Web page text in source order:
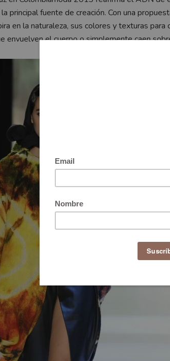
principal fuente de creación. Con una
en la naturaleza, sus colores y texturas para
envuelven el cuerpo o simplemente caen